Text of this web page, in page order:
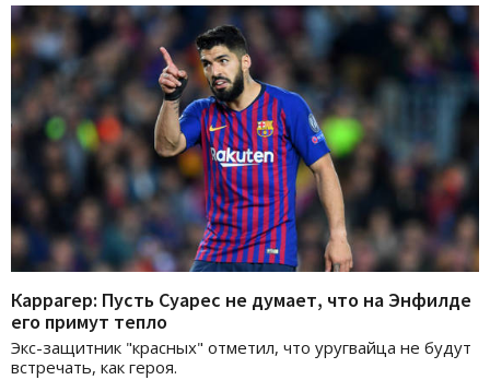
Каррагер: Пусть Суарес не думает, что на Энфилде
его примут тепло
Экс-защитник "красных" отметил, что уругвайца не будут
встречать, как героя.